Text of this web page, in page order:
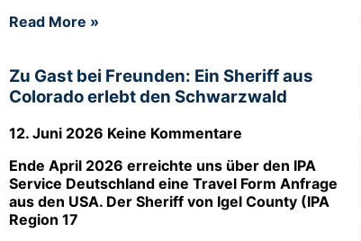
Read More »
Zu Gast bei Freunden: Ein Sheriff aus
Colorado erlebt den Schwarzwald
12. Juni 2026 Keine Kommentare
Ende April 2026 erreichte uns über den IPA
Service Deutschland eine Travel Form Anfrage
aus den USA. Der Sheriff von Igel County (IPA
Region 17